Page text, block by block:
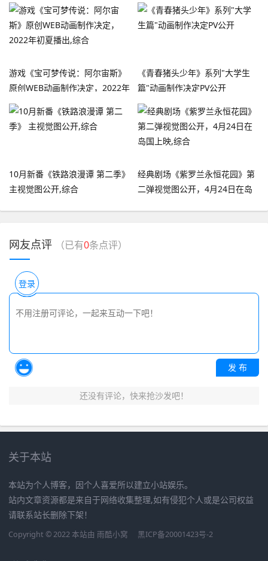
游戏《宝可梦传说：阿尔宙斯》
原创WEB动画制作决定，2022年
初夏播出,综合
《青春猪头少年》系列"大学生
篇"动画制作决定PV公开
10月新番《铁路浪漫谭 第二季》
主视觉图公开,综合
经典剧场《紫罗兰永恒花园》第
二弹视觉图公开，4月24日在岛
网友点评 （已有0条点评）
登录
发 布
还没有评论，快来抢沙发吧！
关于本站
本站为个人博客，因个人喜爱所以建立小站娱乐。
站内文章资源都是来自于网络收集整理,如有侵犯个人或是公司权益
请联系站长删除下架！
Copyright © 2022 本站由 雨酷小窝 黑ICP备20001423号-2